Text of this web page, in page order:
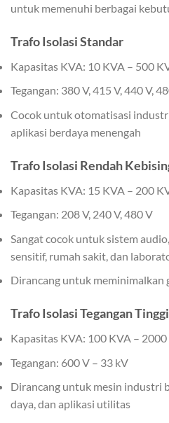
untuk memenuhi berbagai
Trafo Isolasi Standar
Kapasitas KVA: 10 KVA – 500
Tegangan: 380 V, 415 V, 440 V,
Cocok untuk otomatisasi
aplikasi berdaya menengah
Trafo Isolasi Rendah
Kapasitas KVA: 15 KVA – 200
Tegangan: 208 V, 240 V, 480 V
Sangat cocok untuk sistem
sensitif, rumah sakit, dan
Dirancang untuk meminimalkan
Trafo Isolasi Tegangan Tinggi
Kapasitas KVA: 100 KVA –
Tegangan: 600 V – 33 kV
Dirancang untuk mesin industri
daya, dan aplikasi utilitas